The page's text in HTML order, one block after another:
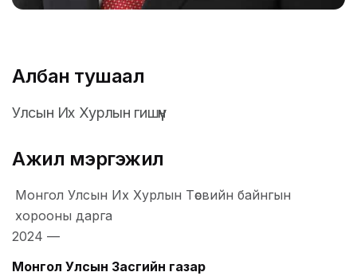
Албан тушаал
Улсын Их Хурлын гишүүн
Ажил мэргэжил
Монгол Улсын Их Хурлын Төсвийн байнгын
хорооны дарга
2024 —
Монгол Улсын Засгийн газар